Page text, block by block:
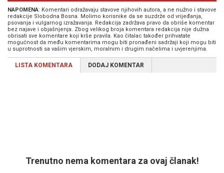
NAPOMENA: Komentari odražavaju stavove njihovih autora, a ne nužno i stavove
redakcije Slobodna Bosna. Molimo korisnike da se suzdrže od vrijeđanja,
psovanja i vulgarnog izražavanja. Redakcija zadržava pravo da obriše komentar
bez najave i objašnjenja. Zbog velikog broja komentara redakcija nije dužna
obrisati sve komentare koji krše pravila. Kao čitalac također prihvatate
mogućnost da među komentarima mogu biti pronađeni sadržaji koji mogu biti
u suprotnosti sa vašim vjerskim, moralnim i drugim načelima i uvjerenjima.
LISTA KOMENTARA DODAJ KOMENTAR
Trenutno nema komentara za ovaj članak!